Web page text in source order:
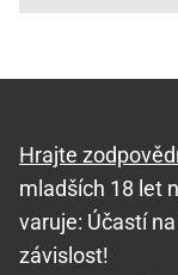
Hrajte
mladších 18 let
varuje: Účastí
závislost!